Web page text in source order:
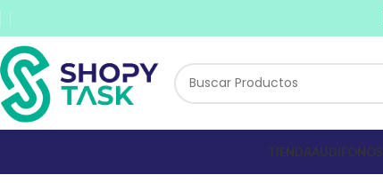
TIENDAAUDIFONOS